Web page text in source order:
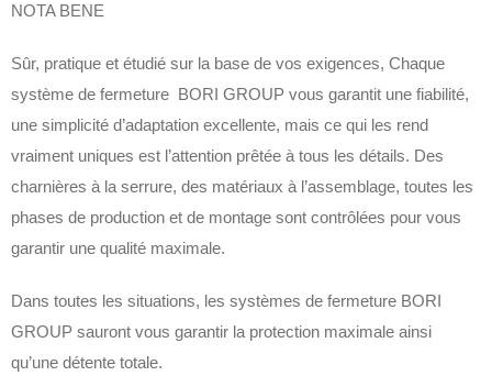
NOTA BENE
Sûr, pratique et étudié sur la base de vos exigences, Chaque
système de fermeture BORI GROUP vous garantit une fiabilité,
une simplicité d’adaptation excellente, mais ce qui les rend
vraiment uniques est l’attention prêtée à tous les détails. Des
charnières à la serrure, des matériaux à l’assemblage, toutes les
phases de production et de montage sont contrôlées pour vous
garantir une qualité maximale.
Dans toutes les situations, les systèmes de fermeture BORI
GROUP sauront vous garantir la protection maximale ainsi
qu’une détente totale.